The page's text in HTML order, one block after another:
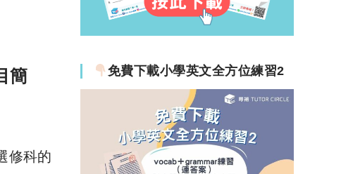
簡
修科的
免費下載小學英文全方位練習2